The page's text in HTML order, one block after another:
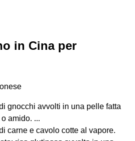
in Cina per
gnocchi avvolti in una pelle fatta
amido. ...
carne e cavolo cotte al vapore.